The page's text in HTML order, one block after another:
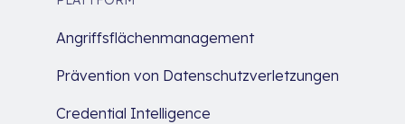
Angriffsflächenmanagement
Prävention von Datenschutzverletzungen
Credential Intelligence